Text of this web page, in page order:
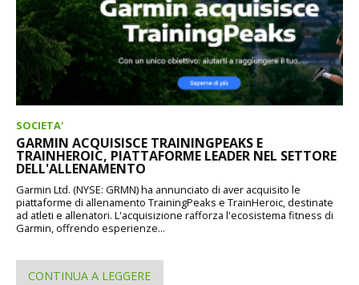
SOCIETA'
GARMIN ACQUISISCE TRAININGPEAKS E
TRAINHEROIC, PIATTAFORME LEADER NEL SETTORE
DELL'ALLENAMENTO
Garmin Ltd. (NYSE: GRMN) ha annunciato di aver acquisito le
piattaforme di allenamento TrainingPeaks e TrainHeroic, destinate
ad atleti e allenatori. L'acquisizione rafforza l'ecosistema fitness di
Garmin, offrendo esperienze...
CONTINUA A LEGGERE